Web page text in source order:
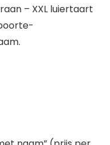
– XXL luiertaart